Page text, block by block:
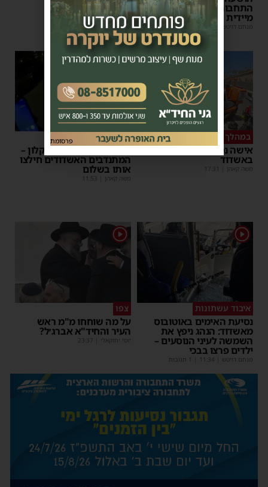
התחבורה הורה על בדיקה
מיידית
מנחם דויטש
מנחם דויטש |
17:35
במהלך העבודה
אישה נפלה מסולם במחסן
באשדוד
משה קאהן 17:31
1
צפו
תינוק ננעל ברכב באשקלון –
המתנדבים האשדודים חילצו
אותו בשלום
משה קאהן 11:53
1
איבוד עשתונות
נסיעת האימים באוטובוס
מאשדוד: הנהג ניפץ את
השמשה לעיני הנוסעים –
ילדים פרצו בבכי
מנחם דויטש 11:34
1
צפו
על מה שוחחו מ"מ ראש
העיר והחיד"א אברג׳ל?
יוסי יחזקאלי 23:37
פרסומת